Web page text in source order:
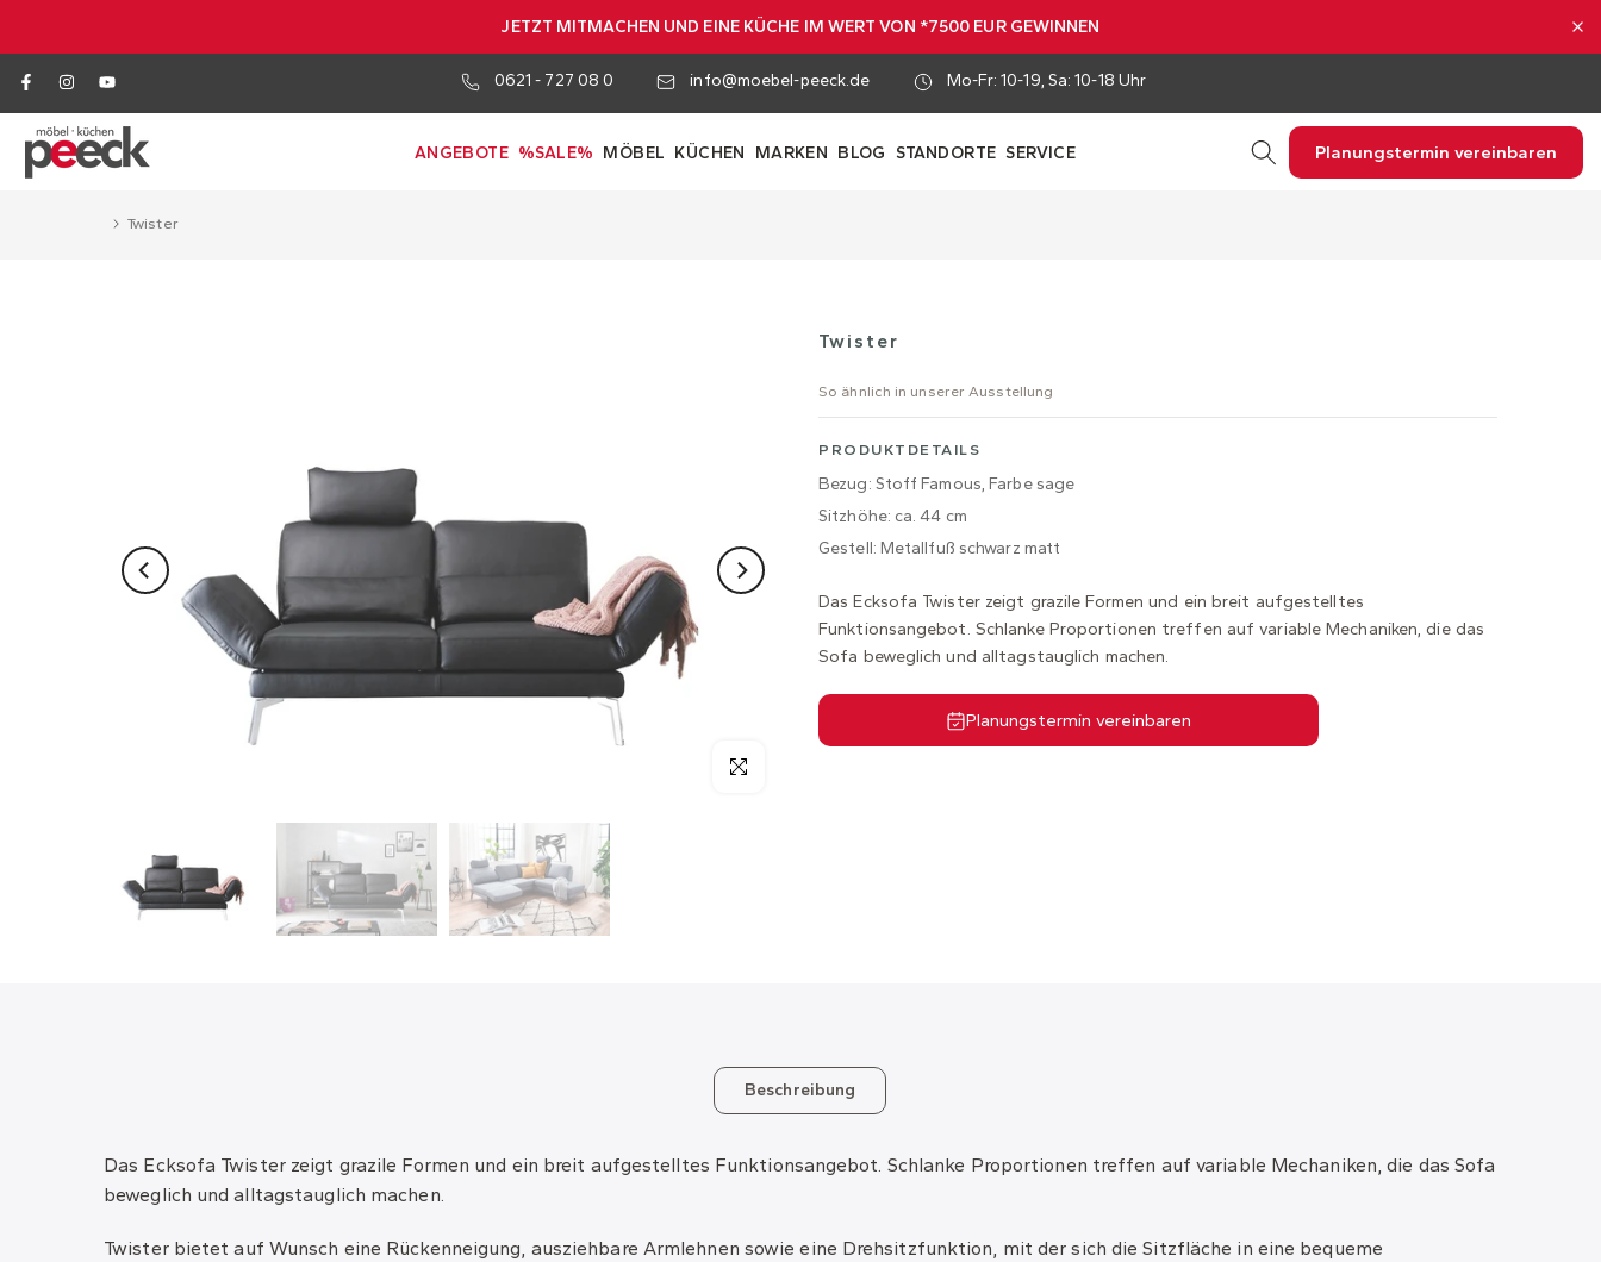
JETZT MITMACHEN UND EINE KÜCHE IM WERT VON *7500 EUR GEWINNEN
0621 - 727 08 0 info@moebel-peeck.de Mo-Fr: 10-19, Sa: 10-18 Uhr
ANGEBOTE %SALE% MÖBEL KÜCHEN MARKEN BLOG STANDORTE SERVICE Planungstermin vereinbaren
Twister
Twister
So ähnlich in unserer Ausstellung
PRODUKTDETAILS
Bezug: Stoff Famous, Farbe sage
Sitzhöhe: ca. 44 cm
Gestell: Metallfuß schwarz matt
Das Ecksofa Twister zeigt grazile Formen und ein breit aufgestelltes
Funktionsangebot. Schlanke Proportionen treffen auf variable Mechaniken, die das
Sofa beweglich und alltagstauglich machen.
Planungstermin vereinbaren
Beschreibung
Das Ecksofa Twister zeigt grazile Formen und ein breit aufgestelltes Funktionsangebot. Schlanke Proportionen treffen auf variable Mechaniken, die das Sofa
beweglich und alltagstauglich machen.
Twister bietet auf Wunsch eine Rückenneigung, ausziehbare Armlehnen sowie eine Drehsitzfunktion, mit der sich die Sitzfläche in eine bequeme